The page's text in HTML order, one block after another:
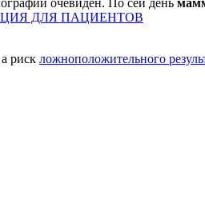
очевиден. По сей день
ДЛЯ ПАЦИЕНТОВ
риск ложноположительного